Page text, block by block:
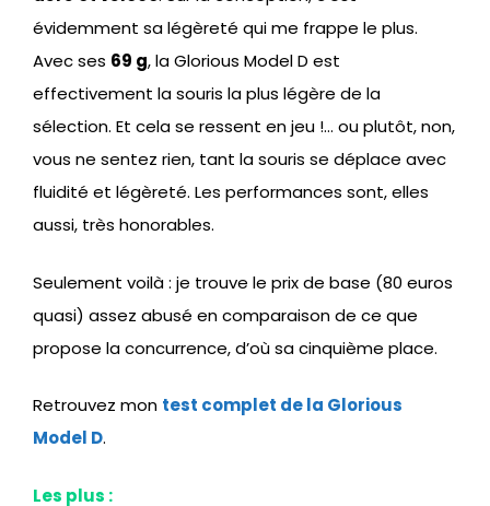
évidemment sa légèreté qui me frappe le plus.
Avec ses 69 g, la Glorious Model D est
effectivement la souris la plus légère de la
sélection. Et cela se ressent en jeu !… ou plutôt, non,
vous ne sentez rien, tant la souris se déplace avec
fluidité et légèreté. Les performances sont, elles
aussi, très honorables.
Seulement voilà : je trouve le prix de base (80 euros
quasi) assez abusé en comparaison de ce que
propose la concurrence, d’où sa cinquième place.
Retrouvez mon test complet de la Glorious
Model D.
Les plus :